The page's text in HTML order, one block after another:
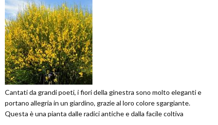
Cantati da grandi poeti, i fiori della ginestra sono molto eleganti e
portano allegria in un giardino, grazie al loro colore sgargiante.
Questa è una pianta dalle radici antiche e dalla facile coltiva